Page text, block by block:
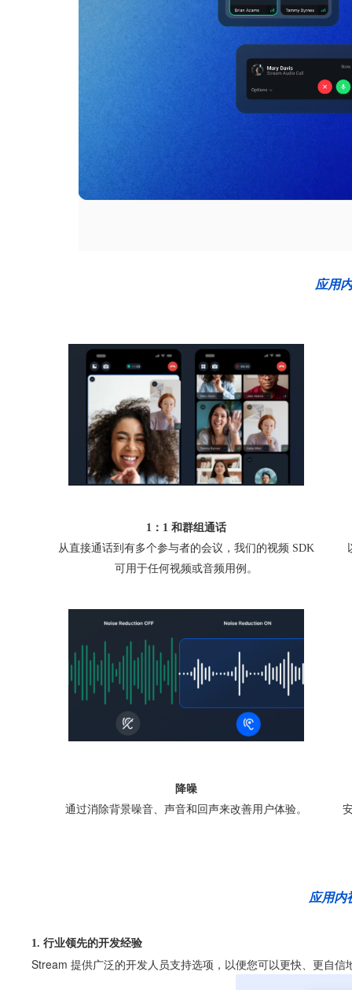
应用
1：1 和群组通话
从直接通话到有多个参与者的会议，我们的视频 SDK
可用于任何视频或音频用例。
降噪
通过消除背景噪音、声音和回声来改善用户体验。
应用内
1. 行业领先的开发经验
Stream 提供广泛的开发人员支持选项，以便您可以更快、更自信